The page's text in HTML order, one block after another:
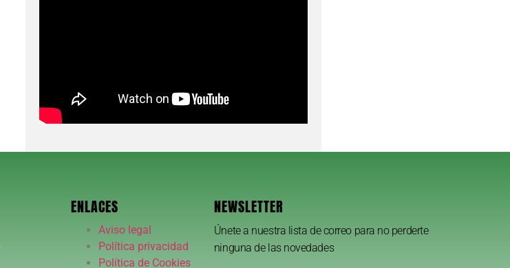
ENLACES
Aviso legal
Política privacidad
Política de Cookies
NEWSLETTER
Únete a nuestra lista de correo para no perderte
ninguna de las novedades